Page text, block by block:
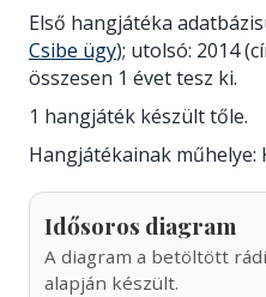
Első hangjátéka
Csibe ügy); utolsó: 2014
összesen 1 évet tesz ki.
1 hangjáték készült tőle.
Hangjátékainak műhelye:
Idősoros diagram
A diagram a betöltött
alapján készült.